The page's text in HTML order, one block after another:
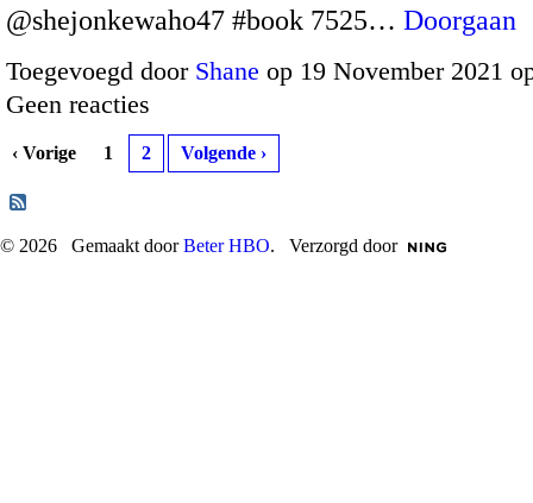
@shejonkewaho47 #book 7525… Doorgaan
Toegevoegd door Shane op 19 November 2021
Geen reacties
‹ Vorige 1 2 Volgende ›
© 2026 Gemaakt doorBeter HBO. Verzorgd door